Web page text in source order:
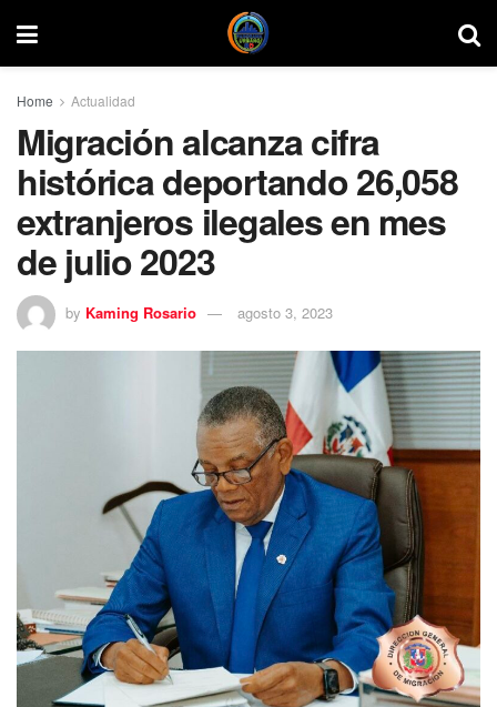
Home Actualidad
Migración alcanza cifra
histórica deportando 26,058
extranjeros ilegales en mes
de julio 2023
by Kaming Rosario agosto 3, 2023